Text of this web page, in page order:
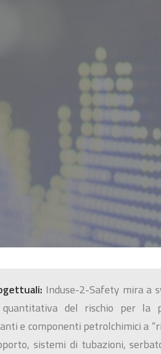
Induse-2-Safety mira a
del rischio per la
e componenti petrolchimici a
sistemi di tubazioni,